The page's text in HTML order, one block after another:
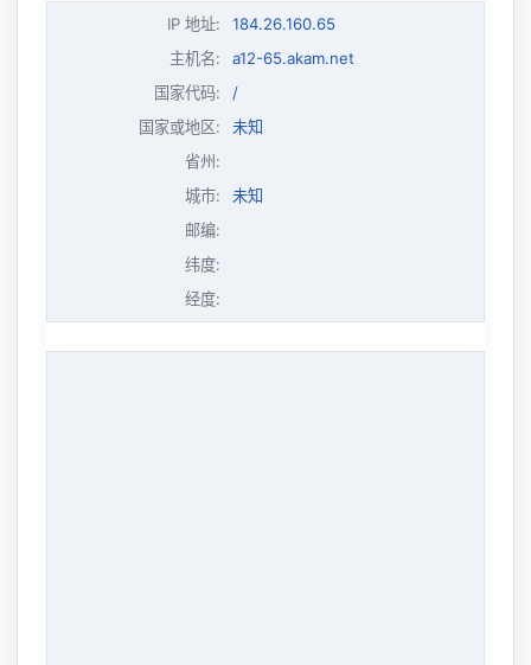
IP 地址:
184.26.160.65
主机名:
a12-65.akam.net
国家代码:
/
国家或地区:
未知
省州:
城市:
未知
邮编:
纬度:
经度: